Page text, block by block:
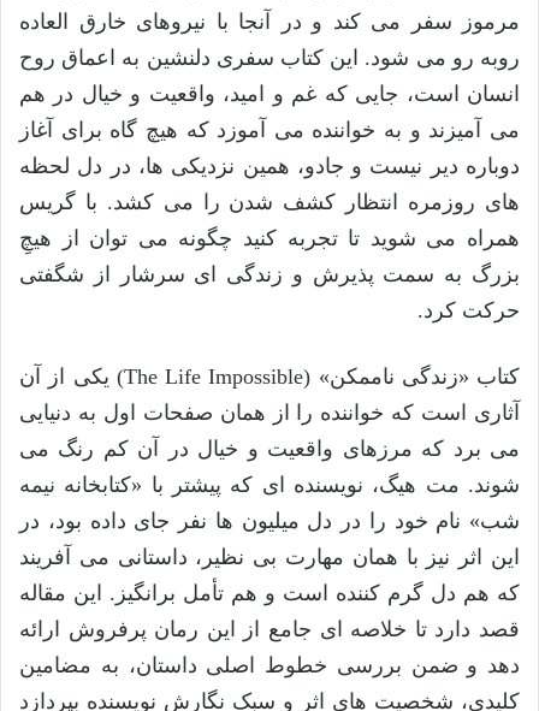
مرموز سفر می کند و در آنجا با نیروهای خارق العاده
روبه رو می شود. این کتاب سفری دلنشین به اعماق روح
انسان است، جایی که غم و امید، واقعیت و خیال در هم
می آمیزند و به خواننده می آموزد که هیچ گاه برای آغاز
دوباره دیر نیست و جادو، همین نزدیکی ها، در دل لحظه
های روزمره انتظار کشف شدن را می کشد. با گریس
همراه می شوید تا تجربه کنید چگونه می توان از هیچِ
بزرگ به سمت پذیرش و زندگی ای سرشار از شگفتی
حرکت کرد.
کتاب «زندگی ناممکن» (The Life Impossible) یکی از آن
آثاری است که خواننده را از همان صفحات اول به دنیایی
می برد که مرزهای واقعیت و خیال در آن کم رنگ می
شوند. مت هیگ، نویسنده ای که پیشتر با «کتابخانه نیمه
شب» نام خود را در دل میلیون ها نفر جای داده بود، در
این اثر نیز با همان مهارت بی نظیر، داستانی می آفریند
که هم دل گرم کننده است و هم تأمل برانگیز. این مقاله
قصد دارد تا خلاصه ای جامع از این رمان پرفروش ارائه
دهد و ضمن بررسی خطوط اصلی داستان، به مضامین
کلیدی، شخصیت های اثر و سبک نگارش نویسنده بپردازد